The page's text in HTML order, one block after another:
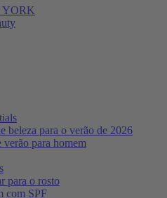
YORK
beleza para o verão de 2026
verão para homem
para o rosto
com SPF